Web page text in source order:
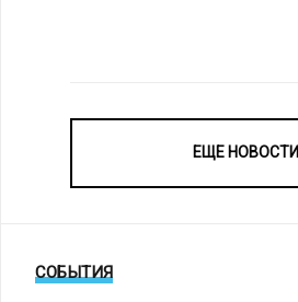
ЕЩЕ НОВОСТИ
СОБЫТИЯ